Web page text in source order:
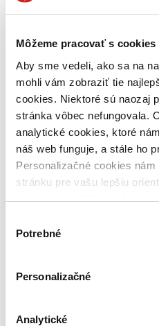
Môžeme pracovať s
Aby sme vedeli, ako sa na
mohli vám zobraziť tie
cookies. Niektoré sú naozaj
stránka vôbec nefungovala.
analytické cookies, ktoré
náš web funguje, a stále ho
Personalizačné cookies
stránku pre vašu lepšiu
nám zas umožňujú
nám pomohlo, keby sme
súhlasu
Potrebné
Personalizačné
Analytické
Obal
Zoradiť
Bestsellery
Top hodnotené
Novinky
Najdrahšie
Najlacnejšie